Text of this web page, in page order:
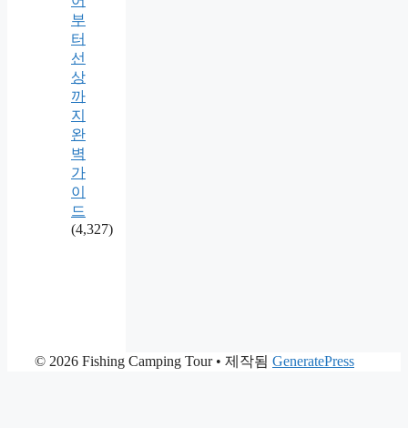
부
터
선
상
까
지
완
벽
가
이
드
(4,327)
© 2026 Fishing Camping Tour• 제작됨 GeneratePress